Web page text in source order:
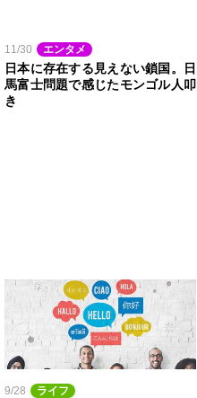
11/30 エンタメ
日本に存在する見えない鎖国。日
馬富士問題で感じたモンゴル人叩
き
9/28 ライフ